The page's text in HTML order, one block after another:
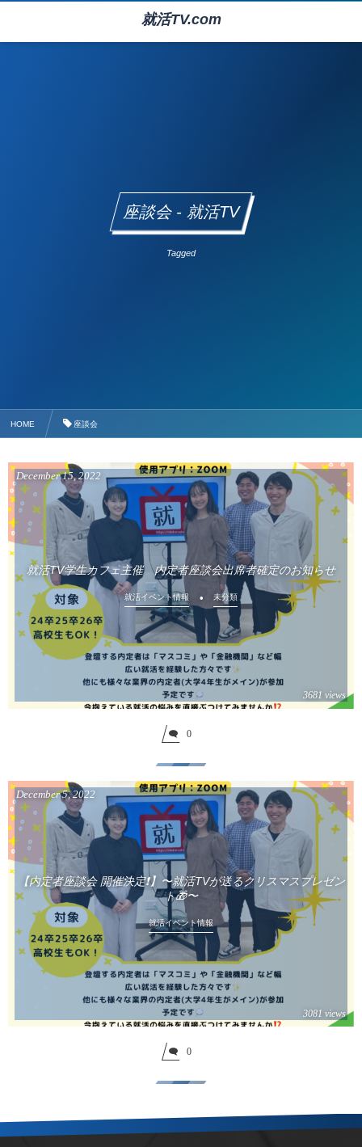
就活TV.com
座談会 - 就活TV
Tagged
HOME 座談会
就活TV学生カフェ主催 内定者座談会出席者確定のお知らせ
December 15,2022
就活イベント情報 未分類
3681 views
0
【内定者座談会 開催決定❗️】〜就活TVが送るクリスマスプレゼン
ト🎁〜
December 5,2022
就活イベント情報
3081 views
0